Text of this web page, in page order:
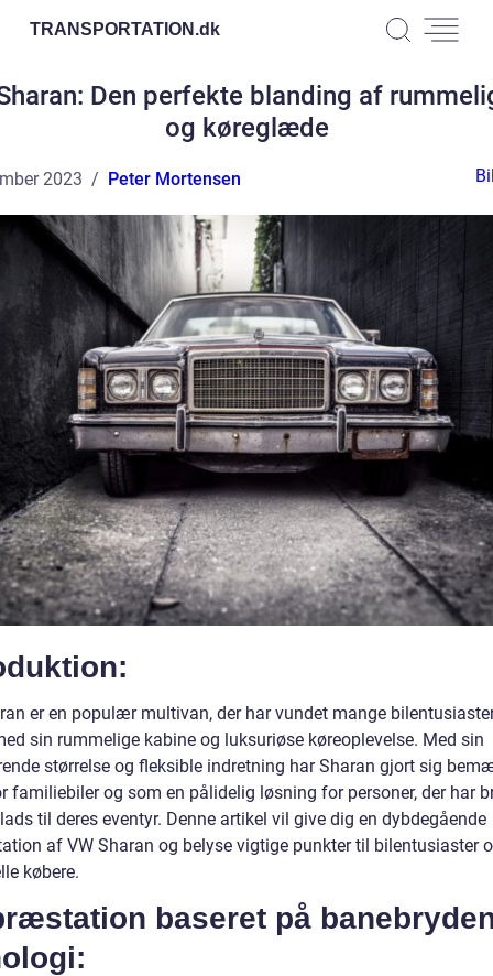
TRANSPORTATION.dk
Den perfekte blanding af
og køreglæde
2023 Peter Mortensen
er en populær multivan, der har vundet mange
sin rummelige kabine og luksuriøse køreoplevelse. Med sin
størrelse og fleksible indretning har Sharan gjort sig
familiebiler og som en pålidelig løsning for personer, der har
til deres eventyr. Denne artikel vil give dig en dybdegående
af VW Sharan og belyse vigtige punkter til bilentusiaster
købere.
baseret på